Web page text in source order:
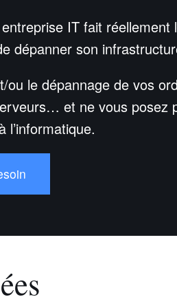
IT fait réellement
dépanner son
ou le dépannage de vos
et ne vous posez
l’informatique.